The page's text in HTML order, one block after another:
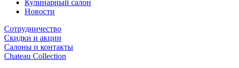
Кулинарный салон
Новости
Сотрудничество
Скидки и акции
Салоны и контакты
Chateau Collection